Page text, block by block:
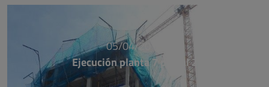
05/04/2018
Ejecución planta 7 portal 2